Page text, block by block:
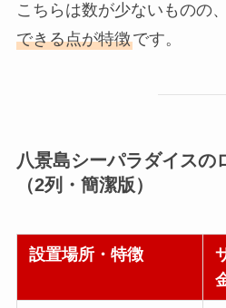
こちらは数が少ないものの、
できる点が特徴です。
八景島シーパラダイスの
（2列・簡潔版）
設置場所・特徴